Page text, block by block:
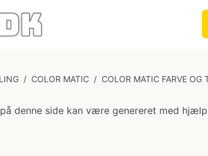
/ COLOR MATIC / COLOR MATIC FARVE OG
denne side kan være genereret med